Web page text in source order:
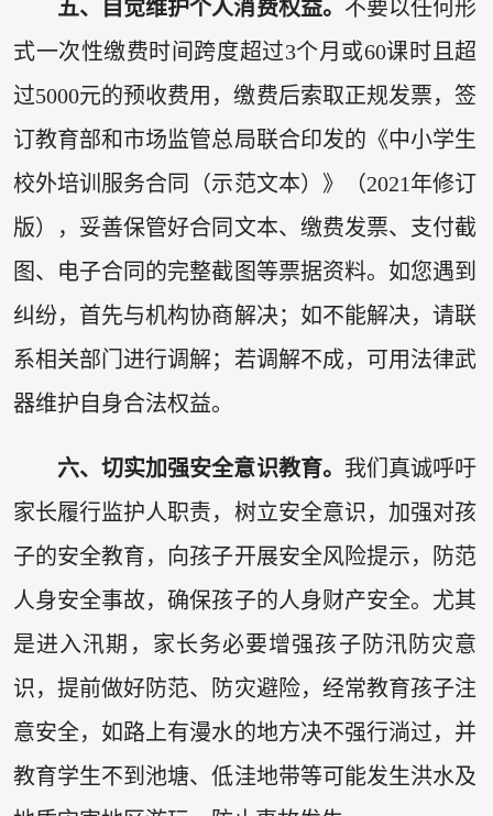
五、自觉维护个人消费权益。 不要以任何形
式一次性缴费时间跨度超过3个月或60课时且超
过5000元的预收费用，缴费后索取正规发票，签
订教育部和市场监管总局联合印发的《中小学生
校外培训服务合同（示范文本）》（2021年修订
版），妥善保管好合同文本、缴费发票、支付截
图、电子合同的完整截图等票据资料。如您遇到
纠纷，首先与机构协商解决；如不能解决，请联
系相关部门进行调解；若调解不成，可用法律武
器维护自身合法权益。
六、切实加强安全意识教育。 我们真诚呼吁
家长履行监护人职责，树立安全意识，加强对孩
子的安全教育，向孩子开展安全风险提示，防范
人身安全事故，确保孩子的人身财产安全。尤其
是进入汛期，家长务必要增强孩子防汛防灾意
识，提前做好防范、防灾避险，经常教育孩子注
意安全，如路上有漫水的地方决不强行淌过，并
教育学生不到池塘、低洼地带等可能发生洪水及